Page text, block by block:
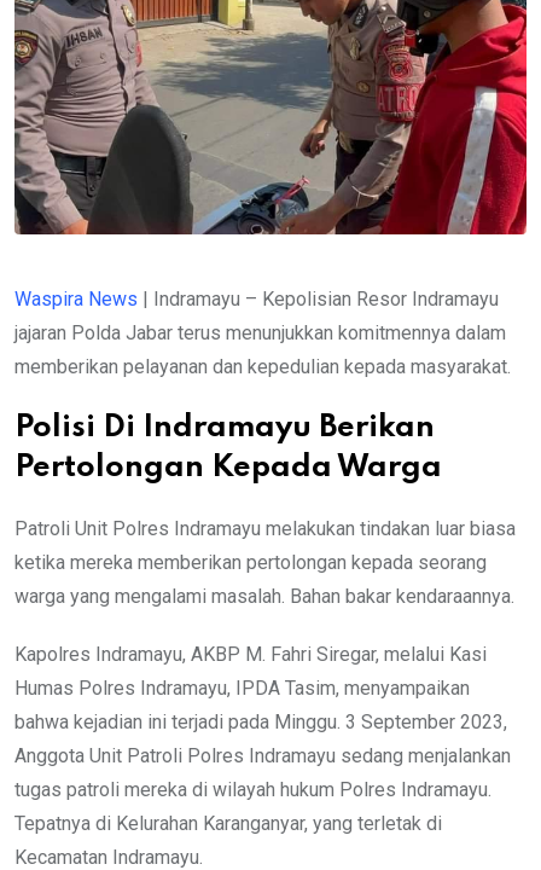
Waspira News | Indramayu – Kepolisian Resor Indramayu
jajaran Polda Jabar terus menunjukkan komitmennya dalam
memberikan pelayanan dan kepedulian kepada masyarakat.
Polisi Di Indramayu Berikan
Pertolongan Kepada Warga
Patroli Unit Polres Indramayu melakukan tindakan luar biasa
ketika mereka memberikan pertolongan kepada seorang
warga yang mengalami masalah. Bahan bakar kendaraannya.
Kapolres Indramayu, AKBP M. Fahri Siregar, melalui Kasi
Humas Polres Indramayu, IPDA Tasim, menyampaikan
bahwa kejadian ini terjadi pada Minggu. 3 September 2023,
Anggota Unit Patroli Polres Indramayu sedang menjalankan
tugas patroli mereka di wilayah hukum Polres Indramayu.
Tepatnya di Kelurahan Karanganyar, yang terletak di
Kecamatan Indramayu.